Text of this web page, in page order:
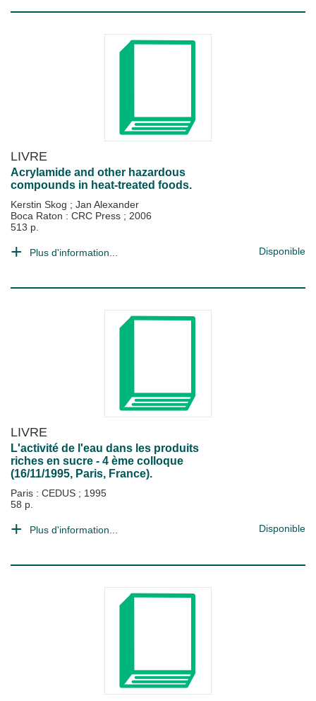
LIVRE
Acrylamide and other hazardous
compounds in heat-treated foods.
Kerstin Skog ; Jan Alexander
Boca Raton : CRC Press ; 2006
513 p.
Plus d'information... Disponible
LIVRE
L'activité de l'eau dans les produits
riches en sucre - 4 ème colloque
(16/11/1995, Paris, France).
Paris : CEDUS ; 1995
58 p.
Plus d'information... Disponible